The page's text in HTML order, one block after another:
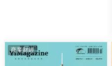
商業财經